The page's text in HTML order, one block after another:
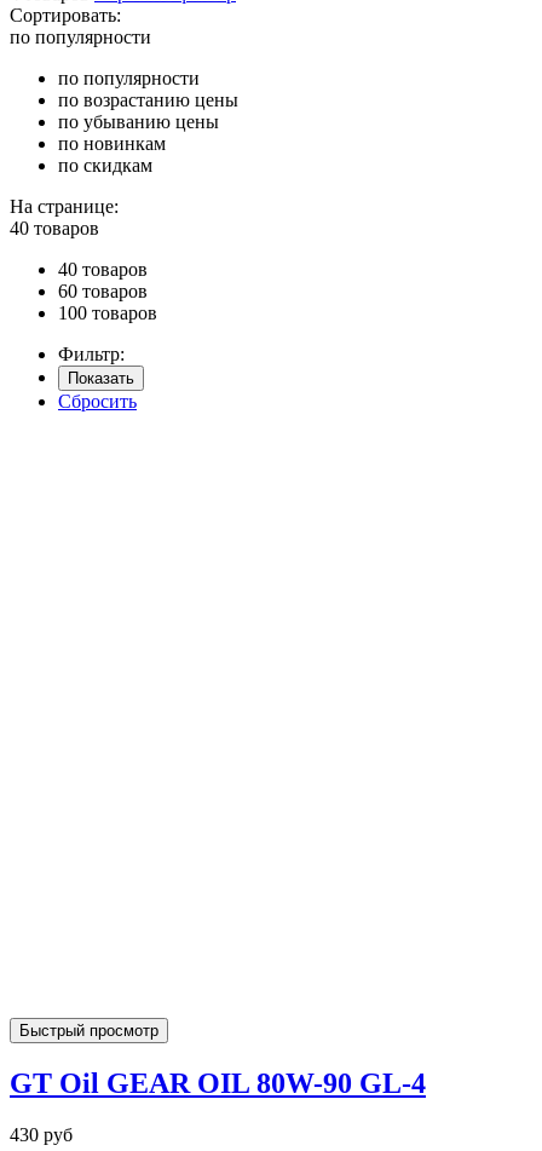
Сортировать:
по популярности
по популярности
по возрастанию цены
по убыванию цены
по новинкам
по скидкам
На странице:
40 товаров
40 товаров
60 товаров
100 товаров
Фильтр:
Показать
Сбросить
Быстрый просмотр
GT Oil GEAR OIL 80W-90 GL-4
430 руб